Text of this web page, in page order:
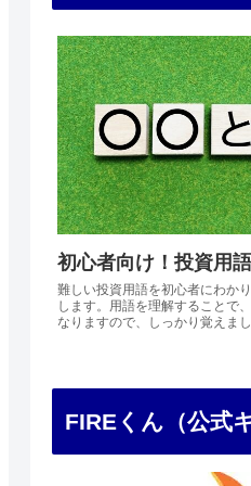
初心者向け！投資用
難しい投資用語を初心者にわか
します。用語を理解することで
なりますので、しっかり覚えまし
FIREくん（公式